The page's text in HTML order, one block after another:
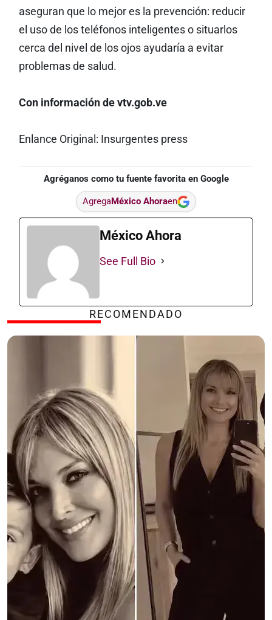
aseguran que lo mejor es la prevención: reducir
el uso de los teléfonos inteligentes o situarlos
cerca del nivel de los ojos ayudaría a evitar
problemas de salud.
Con información de vtv.gob.ve
Enlance Original: Insurgentes press
Agréganos como tu fuente favorita en Google
AgregaMéxico Ahoraen
México Ahora
See Full Bio
RECOMENDADO